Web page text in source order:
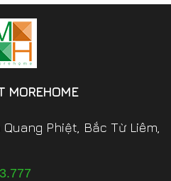
MOREHOME
Phiệt, Bắc Từ Liêm,